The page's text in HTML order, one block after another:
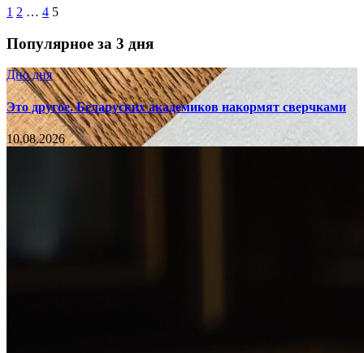
1 2 … 4 5
Популярное за 3 дня
Дно дня
Это другое. Беларуских академиков накормят сверчками
10.08.2026